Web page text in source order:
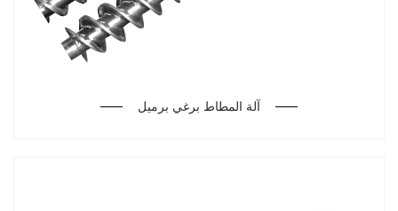
آلة المطاط برغي برميل